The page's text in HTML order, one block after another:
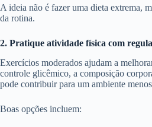
A ideia não é fazer uma dieta extrema,
da rotina.
2. Pratique atividade física com
Exercícios moderados ajudam a
controle glicêmico, a composição
pode contribuir para um ambiente
Boas opções incluem: